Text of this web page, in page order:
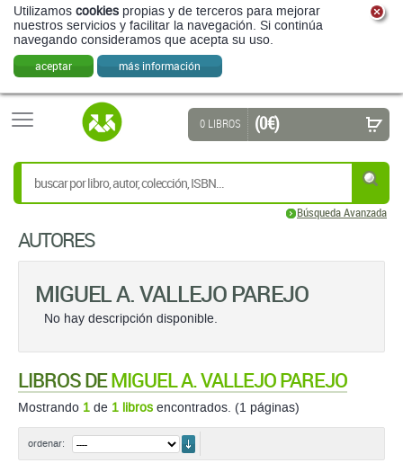
Utilizamos cookies propias y de terceros para mejorar
nuestros servicios y facilitar la navegación. Si continúa
navegando consideramos que acepta su uso.
aceptar más información
Búsqueda Avanzada
0 LIBROS (0 €)
AUTORES
MIGUEL A. VALLEJO PAREJO
No hay descripción disponible.
LIBROS DEMIGUEL A. VALLEJO PAREJO
Mostrando 1 de 1 libros encontrados. (1 páginas)
ordenar: